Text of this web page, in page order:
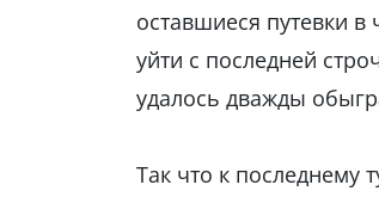
оставшиеся путевки в
уйти с последней
удалось дважды
Так что к последнему